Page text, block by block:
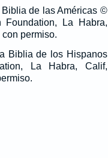
de las Américas ©
La Habra,
con permiso.
Biblia de los Hispanos
La Habra, Calif,